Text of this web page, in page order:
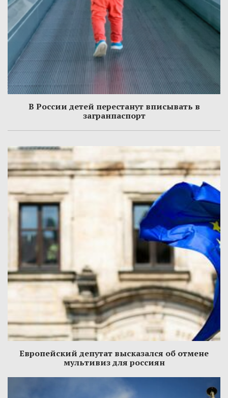
В России детей перестанут вписывать в
загранпаспорт
Европейский депутат высказался об отмене
мультивиз для россиян